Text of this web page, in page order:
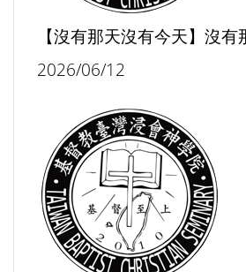
【沒有那天沒有今天】沒
2026/06/12